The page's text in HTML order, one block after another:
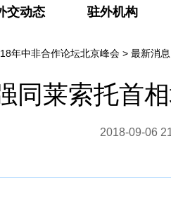
交动态 驻外机构
年中非合作论坛北京峰会 > 最新消息
同莱索托首
2018-09-06